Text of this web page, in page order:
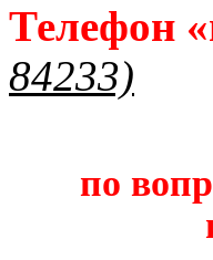
Телефон
84233)
по